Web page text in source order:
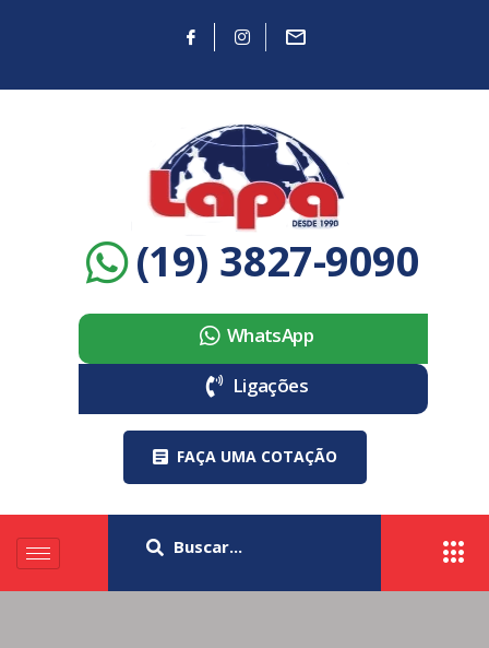
(19) 3827-9090
WhatsApp
Ligações
FAÇA UMA COTAÇÃO